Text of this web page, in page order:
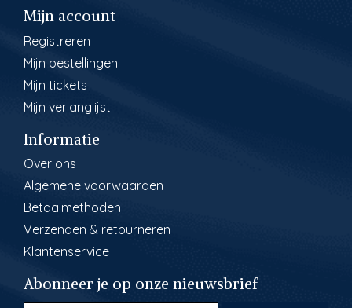
Mijn account
Registreren
Mijn bestellingen
Mijn tickets
Mijn verlanglijst
Informatie
Over ons
Algemene voorwaarden
Betaalmethoden
Verzenden & retourneren
Klantenservice
Abonneer je op onze nieuwsbrief